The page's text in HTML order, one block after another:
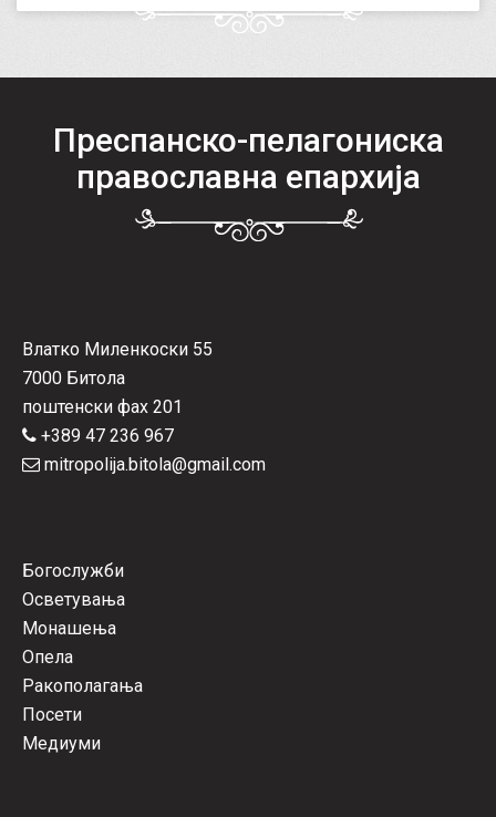
Преспанско-пелагониска
православна епархија
Влатко Миленкоски 55
7000 Битола
поштенски фах 201
+389 47 236 967
mitropolija.bitola@gmail.com
Богослужби
Осветувања
Монашења
Опела
Ракополагања
Посети
Медиуми